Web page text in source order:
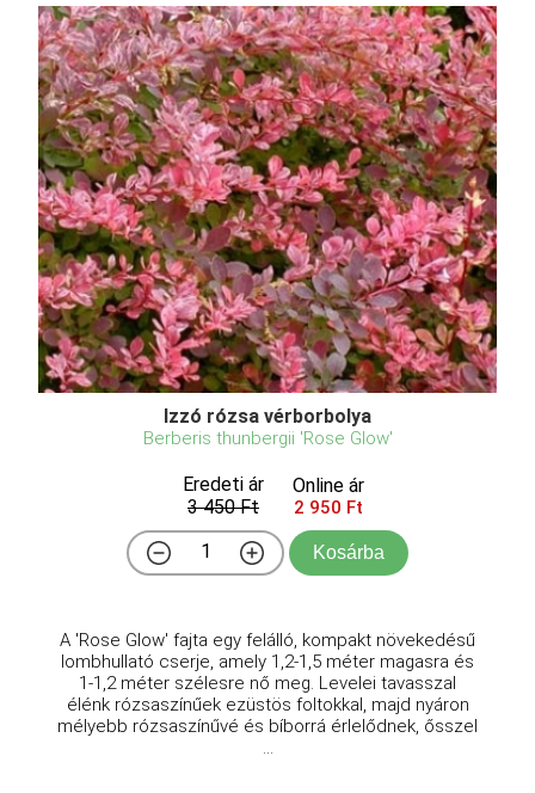
Izzó rózsa vérborbolya
Berberis thunbergii 'Rose Glow'
Eredeti ár
3 450 Ft
Online ár
2 950 Ft
Kosárba
A 'Rose Glow' fajta egy felálló, kompakt növekedésű
lombhullató cserje, amely 1,2-1,5 méter magasra és
1-1,2 méter szélesre nő meg. Levelei tavasszal
élénk rózsaszínűek ezüstös foltokkal, majd nyáron
mélyebb rózsaszínűvé és bíborrá érlelődnek, ősszel
...